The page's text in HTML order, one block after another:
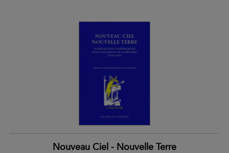
Nouveau Ciel - Nouvelle Terre